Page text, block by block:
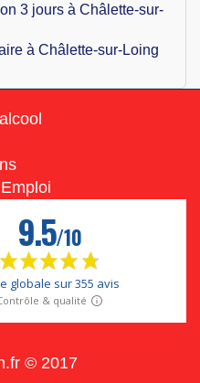
3 jours à Châlette-sur-
à Châlette-sur-Loing
© 2017